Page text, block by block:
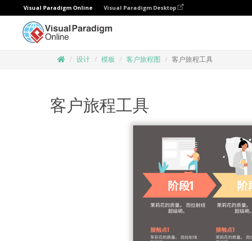
Visual Paradigm Online Visual Paradigm Desktop
设计 模板 客户旅程图 客户旅程工具
客户旅程工具